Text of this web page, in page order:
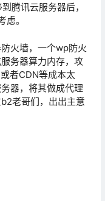
腾讯云服务器后，
。
火墙，一个wp防火
务器算力内存，攻
者CDN等成本太
器，将其做成代理
老哥们，出出主意